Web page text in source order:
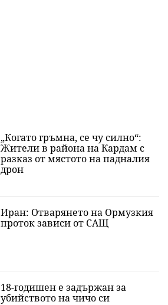
„Когато гръмна, се чу силно“:
Жители в района на Кардам с
разказ от мястото на падналия
дрон
Иран: Отварянето на Ормузкия
проток зависи от САЩ
18-годишен е задържан за
убийството на чичо си